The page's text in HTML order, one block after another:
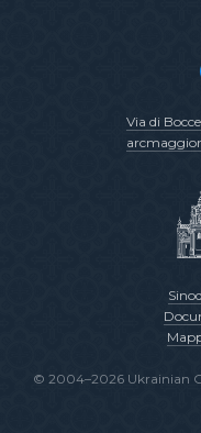
Via di
© 2004–2026 Ukrainian